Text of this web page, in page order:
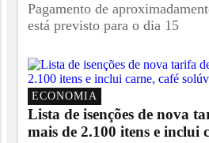
Pagamento de
está previsto para o dia 15
ECONOMIA
Lista de isenções de nova
mais de 2.100 itens e inclui